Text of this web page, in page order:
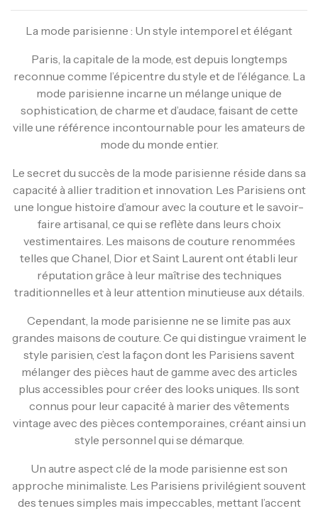
La mode parisienne : Un style intemporel et élégant
Paris, la capitale de la mode, est depuis longtemps
reconnue comme l’épicentre du style et de l’élégance. La
mode parisienne incarne un mélange unique de
sophistication, de charme et d’audace, faisant de cette
ville une référence incontournable pour les amateurs de
mode du monde entier.
Le secret du succès de la mode parisienne réside dans sa
capacité à allier tradition et innovation. Les Parisiens ont
une longue histoire d’amour avec la couture et le savoir-
faire artisanal, ce qui se reflète dans leurs choix
vestimentaires. Les maisons de couture renommées
telles que Chanel, Dior et Saint Laurent ont établi leur
réputation grâce à leur maîtrise des techniques
traditionnelles et à leur attention minutieuse aux détails.
Cependant, la mode parisienne ne se limite pas aux
grandes maisons de couture. Ce qui distingue vraiment le
style parisien, c’est la façon dont les Parisiens savent
mélanger des pièces haut de gamme avec des articles
plus accessibles pour créer des looks uniques. Ils sont
connus pour leur capacité à marier des vêtements
vintage avec des pièces contemporaines, créant ainsi un
style personnel qui se démarque.
Un autre aspect clé de la mode parisienne est son
approche minimaliste. Les Parisiens privilégient souvent
des tenues simples mais impeccables, mettant l’accent